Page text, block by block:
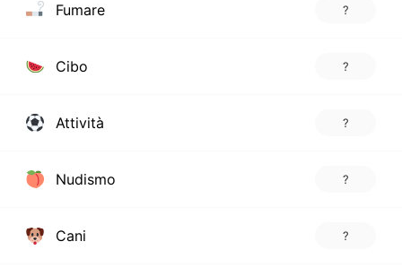
Fumare ?
Cibo ?
Attività ?
Nudismo ?
Cani ?